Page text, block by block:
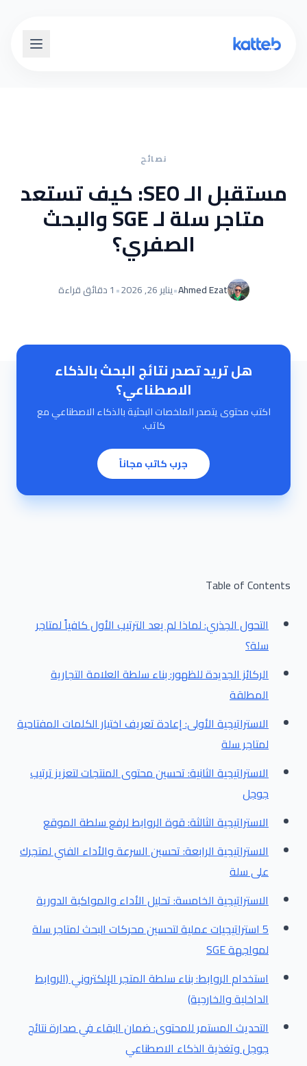
نصائح
مستقبل الـ SEO: كيف تستعد
متاجر سلة لـ SGE والبحث
الصفري؟
Ahmed Ezat
•يناير 26, 2026 •1 دقائق قراءة
هل تريد تصدر نتائج البحث بالذكاء
الاصطناعي؟
اكتب محتوى يتصدر الملخصات البحثية بالذكاء الاصطناعي مع
كاتب.
جرب كاتب مجاناً
Table of Contents
التحول الجذري: لماذا لم يعد الترتيب الأول كافياً لمتاجر
سلة؟
الركائز الجديدة للظهور: بناء سلطة العلامة التجارية
المطلقة
الاستراتيجية الأولى: إعادة تعريف اختيار الكلمات المفتاحية
لمتاجر سلة
الاستراتيجية الثانية: تحسين محتوى المنتجات لتعزيز ترتيب
جوجل
الاستراتيجية الثالثة: قوة الروابط لرفع سلطة الموقع
الاستراتيجية الرابعة: تحسين السرعة والأداء الفني لمتجرك
على سلة
الاستراتيجية الخامسة: تحليل الأداء والمواكبة الدورية
5 استراتيجيات عملية لتحسين محركات البحث لمتاجر سلة
لمواجهة SGE
استخدام الروابط: بناء سلطة المتجر الإلكتروني (الروابط
الداخلية والخارجية)
التحديث المستمر للمحتوى: ضمان البقاء في صدارة نتائج
جوجل وتغذية الذكاء الاصطناعي